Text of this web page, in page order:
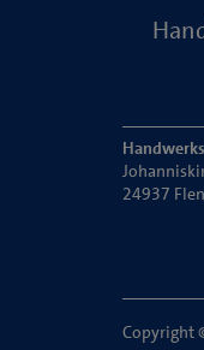
24937
Copyright